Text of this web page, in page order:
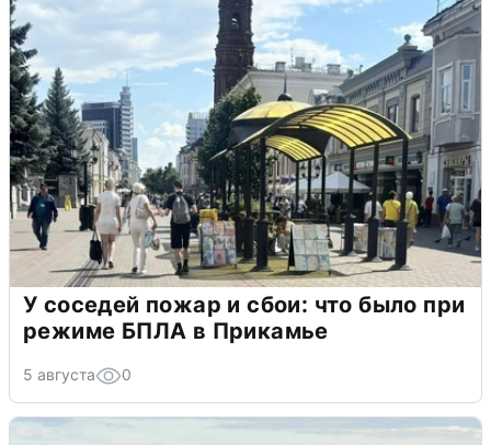
У соседей пожар и сбои: что было при
режиме БПЛА в Прикамье
5 августа 0